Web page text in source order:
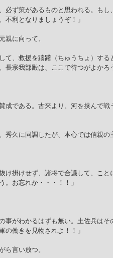
必ず策があるものと思われる。も
不利となりましょうぞ！」
親に向って、
て、救援を躊躇（ちゅうちょ）す
長宗我部殿は、ここで待つがよかろ
成である。古来より、河を挟んで
秀久に同調したが、本心では信親の
け掛けせず、諸将で合議して、こ
。お忘れか・・・！！」
事がわかるはずも無い。土佐兵は
の働きを見物されよ！！」
ら言い放つ。